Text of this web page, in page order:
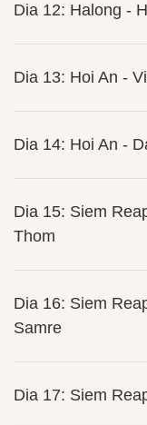
Dia 12: Halong -
Dia 13: Hoi An -
Dia 14: Hoi An -
Dia 15: Siem
Thom
Dia 16: Siem
Samre
Dia 17: Siem